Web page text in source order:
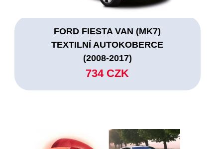
FORD FIESTA VAN (MK7)
TEXTILNÍ AUTOKOBERCE
(2008-2017)
734 CZK